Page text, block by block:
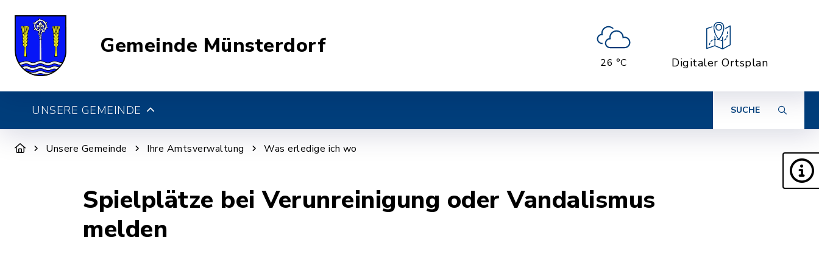
Gemeinde Münsterdorf
26 °C Digitaler Ortsplan
UNSERE GEMEINDE SUCHE
Unsere Gemeinde Ihre Amtsverwaltung Was erledige ich wo
Spielplätze bei Verunreinigung oder Vandalismus
melden